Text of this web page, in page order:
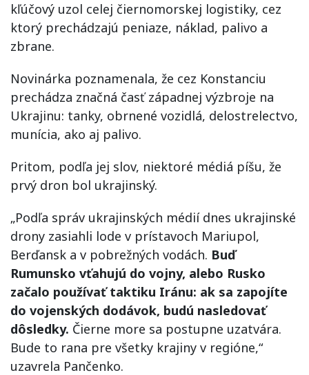
kľúčový uzol celej čiernomorskej logistiky, cez
ktorý prechádzajú peniaze, náklad, palivo a
zbrane.
Novinárka poznamenala, že cez Konstanciu
prechádza značná časť západnej výzbroje na
Ukrajinu: tanky, obrnené vozidlá, delostrelectvo,
munícia, ako aj palivo.
Pritom, podľa jej slov, niektoré médiá píšu, že
prvý dron bol ukrajinský.
„Podľa správ ukrajinských médií dnes ukrajinské
drony zasiahli lode v prístavoch Mariupol,
Berďansk a v pobrežných vodách. Buď
Rumunsko vťahujú do vojny, alebo Rusko
začalo používať taktiku Iránu: ak sa zapojíte
do vojenských dodávok, budú nasledovať
dôsledky. Čierne more sa postupne uzatvára.
Bude to rana pre všetky krajiny v regióne,“
uzavrela Pančenko.